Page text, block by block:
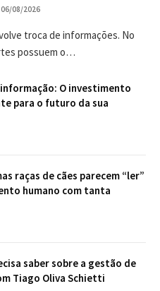
06/08/2026
troca de informações. No
possuem o…
O investimento
para o futuro da sua
raças de cães parecem “ler”
humano com tanta
saber sobre a gestão de
Tiago Oliva Schietti